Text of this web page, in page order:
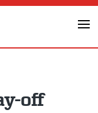
off